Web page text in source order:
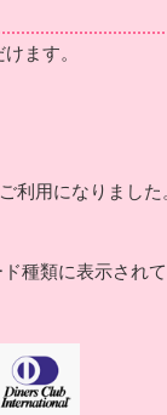
ます。
利用になりました
種類に表示され